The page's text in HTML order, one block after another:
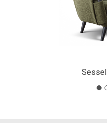
Sessel